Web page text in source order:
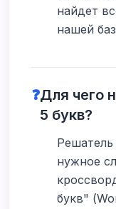
найдет
нашей
❓Для чего
5 букв?
нужное
букв"